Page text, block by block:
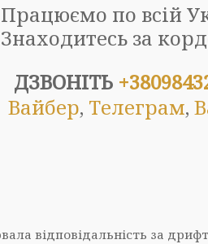
Працюємо по всій
Знаходитесь за
ДЗВОНІТЬ
Вайбер, Телеграм,
відповідальність за